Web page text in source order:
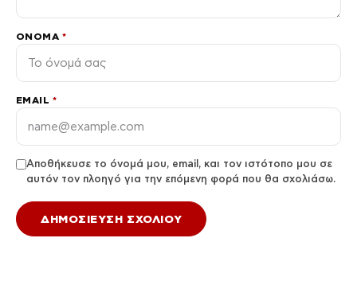
ΌΝΟΜΑ *
EMAIL *
Αποθήκευσε το όνομά μου, email, και τον ιστότοπο μου σε
αυτόν τον πλοηγό για την επόμενη φορά που θα σχολιάσω.